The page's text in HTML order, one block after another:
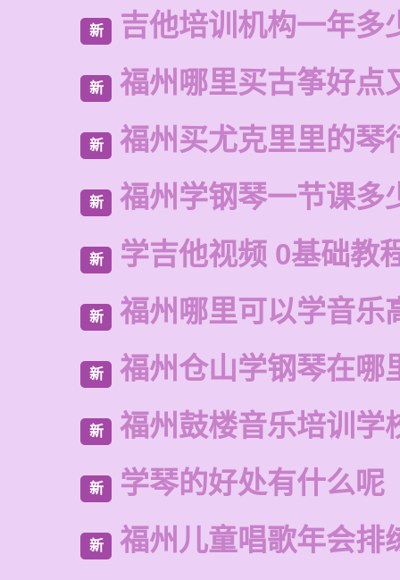
新 吉他培训机构一年多
新 福州哪里买古筝好点
新 福州买尤克里里的琴
新 福州学钢琴一节课多
新 学吉他视频 0基础教
新 福州哪里可以学音乐
新 福州仓山学钢琴在哪
新 福州鼓楼音乐培训学
新 学琴的好处有什么呢
新 福州儿童唱歌年会排